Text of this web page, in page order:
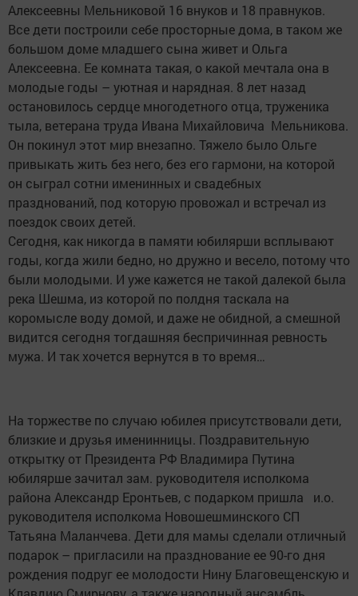
Алексеевны Мельниковой 16 внуков и 18 правнуков.
Все дети построили себе просторные дома, в таком же
большом доме младшего сына живет и Ольга
Алексеевна. Ее комната такая, о какой мечтала она в
молодые годы – уютная и нарядная. 8 лет назад
остановилось сердце многодетного отца, труженика
тыла, ветерана труда Ивана Михайловича Мельникова.
Он покинул этот мир внезапно. Тяжело было Ольге
привыкать жить без него, без его гармони, на которой
он сыграл сотни именинных и свадебных
празднований, под которую провожал и встречал из
поездок своих детей.
Сегодня, как никогда в памяти юбилярши всплывают
годы, когда жили бедно, но дружно и весело, потому что
были молодыми. И уже кажется не такой далекой была
река Шешма, из которой по полдня таскала на
коромысле воду домой, и даже не обидной, а смешной
видится сегодня тогдашняя беспричинная ревность
мужа. И так хочется вернутся в то время…
На торжестве по случаю юбилея присутствовали дети,
близкие и друзья именинницы. Поздравительную
открытку от Президента РФ Владимира Путина
юбилярше зачитал зам. руководителя исполкома
района Александр Еронтьев, с подарком пришла и.о.
руководителя исполкома Новошешминского СП
Татьяна Маланчева. Дети для мамы сделали отличный
подарок – пригласили на празднование ее 90-го дня
рождения подруг ее молодости Нину Благовещенскую и